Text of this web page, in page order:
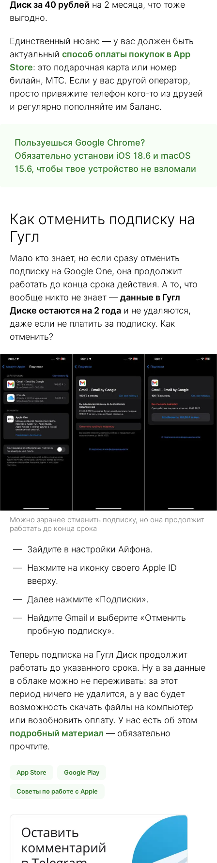
Диск за 40 рублей на 2 месяца, что тоже
выгодно.
Единственный нюанс — у вас должен быть
актуальный способ оплаты покупок в App
Store: это подарочная карта или номер
билайн, МТС. Если у вас другой оператор,
просто привяжите телефон кого-то из друзей
и регулярно пополняйте им баланс.
Пользуешься Google Chrome?
Обязательно установи iOS 18.6 и macOS
15.6, чтобы твое устройство не взломали
Как отменить подписку на
Гугл
Мало кто знает, но если сразу отменить
подписку на Google One, она продолжит
работать до конца срока действия. А то, что
вообще никто не знает — данные в Гугл
Диске остаются на 2 года и не удаляются,
даже если не платить за подписку. Как
отменить?
Можно заранее отменить подписку, но она продолжит
работать до конца срока
Зайдите в настройки Айфона.
Нажмите на иконку своего Apple ID
вверху.
Далее нажмите «Подписки».
Найдите Gmail и выберите «Отменить
пробную подписку».
Теперь подписка на Гугл Диск продолжит
работать до указанного срока. Ну а за данные
в облаке можно не переживать: за этот
период ничего не удалится, а у вас будет
возможность скачать файлы на компьютер
или возобновить оплату. У нас есть об этом
подробный материал — обязательно
прочтите.
App Store Google Play
Советы по работе с Apple